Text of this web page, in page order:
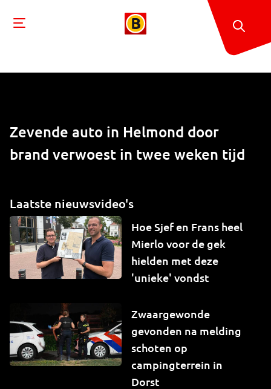
Zevende auto in Helmond door
brand verwoest in twee weken tijd
Laatste nieuwsvideo's
Hoe Sjef en Frans heel
Mierlo voor de gek
hielden met deze
'unieke' vondst
Zwaargewonde
gevonden na melding
schoten op
campingterrein in
Dorst